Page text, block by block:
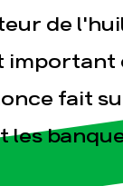
de
important
fait
les